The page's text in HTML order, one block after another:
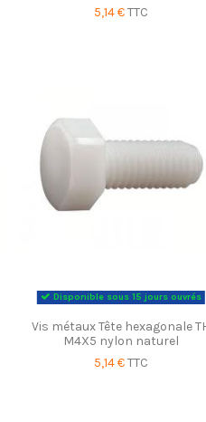
5,14 €TTC
Disponible sous 15 jours ouvrés
Vis métaux Tête hexagonale
M4X5 nylon naturel
5,14 €TTC